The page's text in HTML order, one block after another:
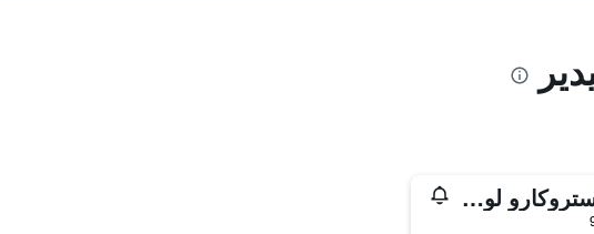
جراند هوتل كاستروكارو لونج لايف فورمولا